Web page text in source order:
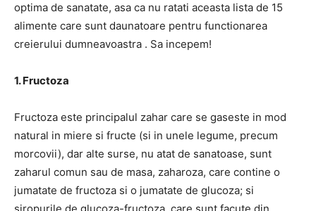
optima de sanatate, asa ca nu ratati aceasta lista de 15
alimente care sunt daunatoare pentru functionarea
creierului dumneavoastra . Sa incepem!
1. Fructoza
Fructoza este principalul zahar care se gaseste in mod
natural in miere si fructe (si in unele legume, precum
morcovii), dar alte surse, nu atat de sanatoase, sunt
zaharul comun sau de masa, zaharoza, care contine o
jumatate de fructoza si o jumatate de glucoza; si